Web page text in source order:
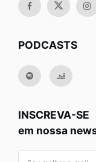
PODCASTS
INSCREVA-SE
em nossa